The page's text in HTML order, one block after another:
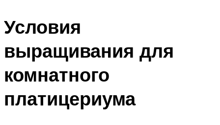
Условия
выращивания для
комнатного
платицериума